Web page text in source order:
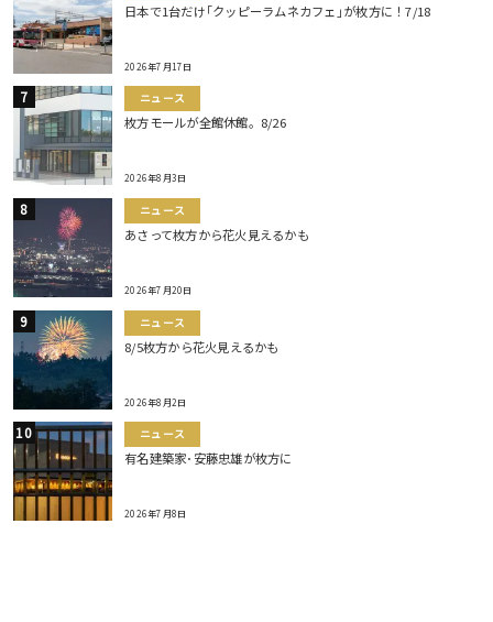
日本で1台だけ｢クッピーラムネカフェ｣が枚方に！7/18
2026年7月17日
ニュース
枚方モールが全館休館。8/26
2026年8月3日
ニュース
あさって枚方から花火見えるかも
2026年7月20日
ニュース
8/5枚方から花火見えるかも
2026年8月2日
ニュース
有名建築家･安藤忠雄が枚方に
2026年7月8日